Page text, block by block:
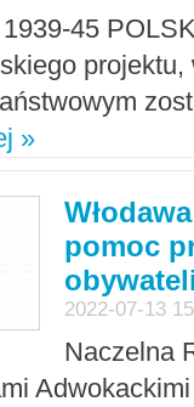
45
»
pomoc
2022-07-13
Naczelna
Adwokackimi